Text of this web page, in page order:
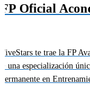
FP Oficial
FiveStars te trae la FP
+ una especialización
permanente en